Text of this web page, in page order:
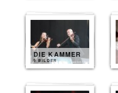
DIE KAMMER
9 BILDER